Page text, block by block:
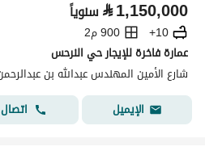
⃁1,150,000 سنوياً
10+
900 م2
عمارة فاخرة للإيجار حي النرحس
الإيميل
اتصال